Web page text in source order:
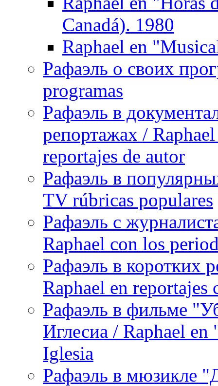
Canadá). 1980
Raphael en
Рафаэль о своих
programas
Рафаэль в
репортажах /
reportajes de autor
Рафаэль в
TV rúbricas populares
Рафаэль с
Raphael con los
Рафаэль в коротких
Raphael en reportajes
Рафаэль в фильме
Иглесиа / Raphael
Iglesia
Рафаэль в мюзикле